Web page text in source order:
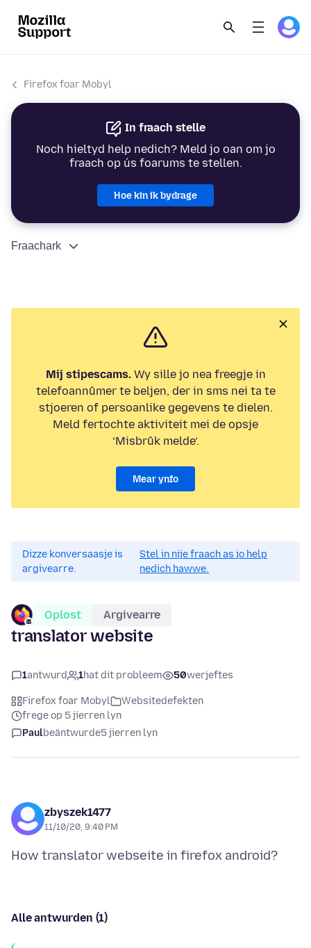
Firefox foar Mobyl
In fraach stelle
Noch hieltyd help nedich? Meld jo oan om jo
fraach op ús foarums te stellen.
Hoe kin ik bydrage
Fraachark
Mij stipescams.Wy sille jo nea freegje in
telefoannûmer te beljen, der in sms nei ta te
stjoeren of persoanlike gegevens te dielen.
Meld fertochte aktiviteit mei de opsje
‘Misbrûk melde’.
Mear ynfo
Dizze konversaasje is
argivearre.
Stel in nije fraach as jo help
nedich hawwe.
Oplost Argivearre
translator website
1antwurd 1hat dit probleem 50werjeftes
Firefox foar Mobyl
Websitedefekten
frege op 5 jierren lyn
Paulbeäntwurde5 jierren lyn
zbyszek1477
11/10/20, 9:40 PM
Alle antwurden (1)